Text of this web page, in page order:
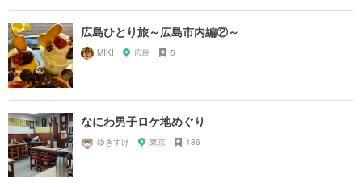
広島ひとり旅～広島市内編②～
MIKI 広島 5
なにわ男子ロケ地めぐり
ゆきすけ 東京 186